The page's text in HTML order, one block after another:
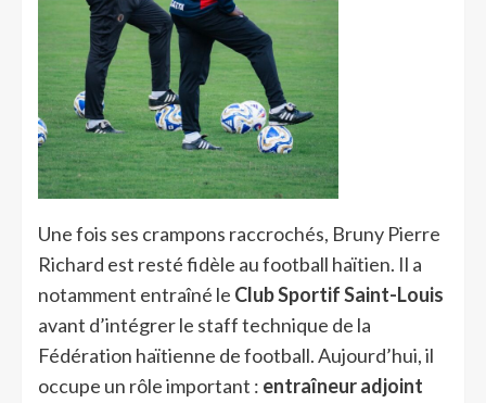
Une fois ses crampons raccrochés, Bruny Pierre
Richard est resté fidèle au football haïtien. Il a
notamment entraîné le Club Sportif Saint-Louis
avant d’intégrer le staff technique de la
Fédération haïtienne de football. Aujourd’hui, il
occupe un rôle important : entraîneur adjoint